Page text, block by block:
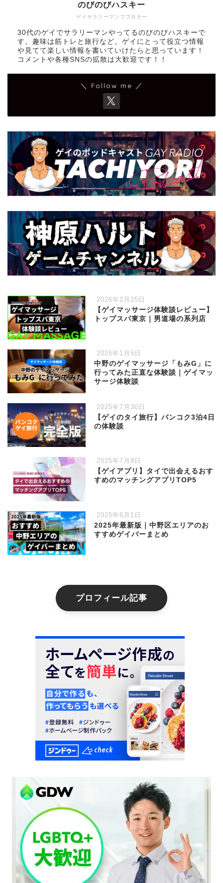
ゲイサラリーマンでブロガー
のびのびハスキー
30代のゲイでサラリーマンやってるのびのびハスキーで
す。趣味は筋トレと旅行など。ゲイにとって役立つ情報
や見てて楽しい情報を書いていけたらと思っています！
コメントや各種SNSの拡散は大歓迎です！！
＼ Follow me ／
2026年2月25日
【ゲイマッサージ体験談レビュー】
トップスパ東京｜男道場の系列店
2026年1月5日
中野のゲイマッサージ「もみG」に
行ってみた正直な体験談｜ゲイマッ
サージ体験談
2025年7月30日
【ゲイのタイ旅行】バンコク3泊4日
の体験談
2025年7月8日
【ゲイアプリ】タイで出会えるおす
すめのマッチングアプリTOP5
2025年6月1日
2025年最新版｜中野区エリアのお
すすめゲイバーまとめ
プロフィール記事